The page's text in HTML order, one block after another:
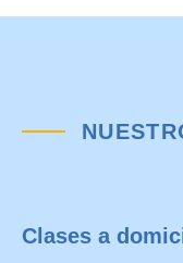
Clases a